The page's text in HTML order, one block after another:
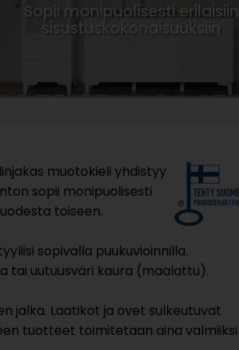
Sopii monipuolisesti erilaisiin
sisustuskokonaisuuksiin
muotokieli yhdistyy
sopii monipuolisesti
toiseen.
sopivalla puukuvioinnilla.
tai uutuusväri kaura (maalattu).
jalka. Laatikot ja ovet sulkeutuvat
tuotteet toimitetaan aina valmiiksi